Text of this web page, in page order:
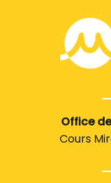
Office
Cours